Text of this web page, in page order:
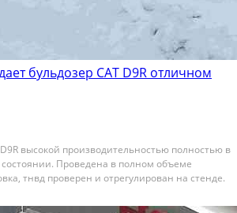
бульдозер CAT D9R отличном
высокой производительностью полностью в
Проведена в полном объеме
тнвд проверен и отрегулирован на стенде.
КПП, фрикционы в отличном состоянии,
(ленивцы) новые,...